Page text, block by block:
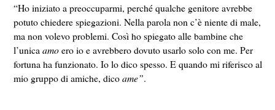
“Ho iniziato a preoccuparmi, perché qualche genitore avrebbe
potuto chiedere spiegazioni. Nella parola non c’è niente di male,
ma non volevo problemi. Così ho spiegato alle bambine che
l’unica amoero io e avrebbero dovuto usarlo solo con me. Per
fortuna ha funzionato. Io lo dico spesso. E quando mi riferisco al
mio gruppo di amiche, dicoame”.